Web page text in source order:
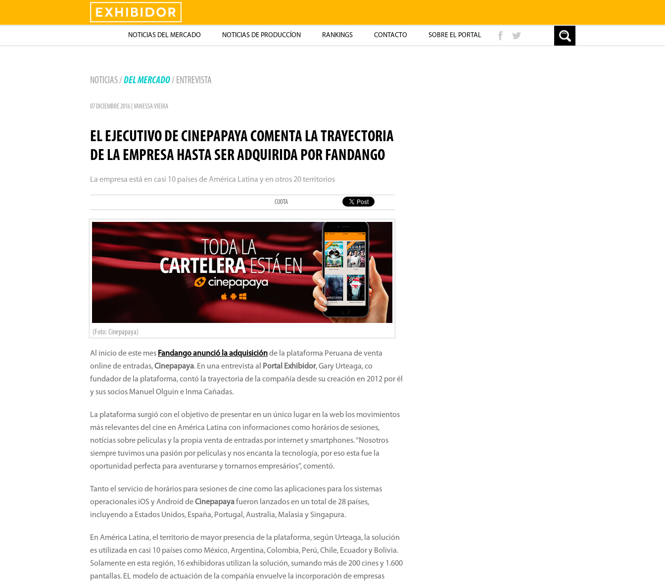
Exhibidor
NOTICIAS DEL MERCADO NOTICIAS DE PRODUCCÍON RANKINGS CONTACTO SOBRE EL PORTAL
NOTICIAS / DEL MERCADO/ ENTREVISTA
07 DICIEMBRE 2016 | VANESSA VIEIRA
EL EJECUTIVO DE CINEPAPAYA COMENTA LA TRAYECTORIA
DE LA EMPRESA HASTA SER ADQUIRIDA POR FANDANGO
La empresa está en casi 10 países de América Latina y en otros 20 territorios
CUOTA
(Foto: Cinepapaya)
Al inicio de este mes Fandango anunció la adquisiciónde la plataforma Peruana de venta
online de entradas,Cinepapaya. En una entrevista al Portal Exhibidor, Gary Urteaga, co
fundador de la plataforma, contó la trayectoria de la compañía desde su creación en 2012 por él
y sus socios Manuel Olguin e Inma Cañadas.
La plataforma surgió con el objetivo de presentar en un único lugar en la web los movimientos
más relevantes del cine en América Latina con informaciones como horários de sesiones,
notícias sobre películas y la propia venta de entradas por internet y smartphones. “Nosotros
siempre tuvimos una pasión por películas y nos encanta la tecnología, por eso esta fue la
oportunidad perfecta para aventurarse y tornarnos empresários”, comentó.
Tanto el servicio de horários para sesiones de cine como las aplicaciones para los sistemas
operacionales iOS y Android deCinepapayafueron lanzados en un total de 28 países,
incluyendo a Estados Unidos, España, Portugal, Australia, Malasia y Singapura.
En América Latina, el territorio de mayor presencia de la plataforma, según Urteaga, la solución
es utilizada en casi 10 países como México, Argentina, Colombia, Perú, Chile, Ecuador y Bolivia.
Solamente en esta región, 16 exhibidoras utilizan la solución, sumando más de 200 cines y 1.600
pantallas. EL modelo de actuación de la compañía envuelve la incorporación de empresas